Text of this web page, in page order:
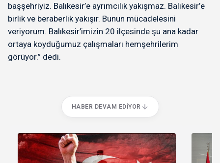
başşehriyiz. Balıkesir’e ayrımcılık yakışmaz. Balıkesir’e
birlik ve beraberlik yakışır. Bunun mücadelesini
veriyorum. Balıkesir’imizin 20 ilçesinde şu ana kadar
ortaya koyduğumuz çalışmaları hemşehrilerim
görüyor.” dedi.
HABER DEVAM EDIYOR